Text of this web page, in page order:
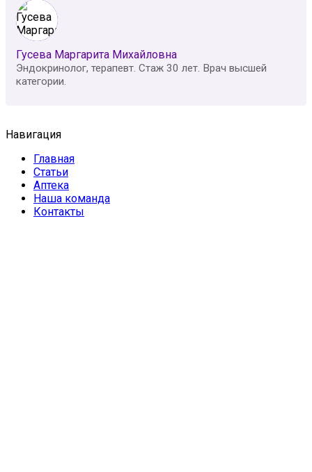
Гусева Маргарита Михайловна
Эндокринолог, терапевт. Стаж 30 лет. Врач высшей
категории.
Навигация
Главная
Статьи
Аптека
Наша команда
Контакты